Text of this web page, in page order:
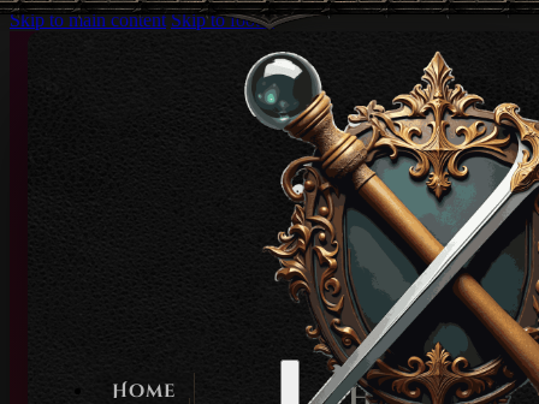
Skip to main content Skip to footer
Home